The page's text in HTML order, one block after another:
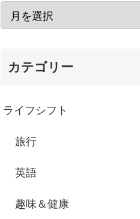
カテゴリー
ライフシフト
旅行
英語
趣味＆健康